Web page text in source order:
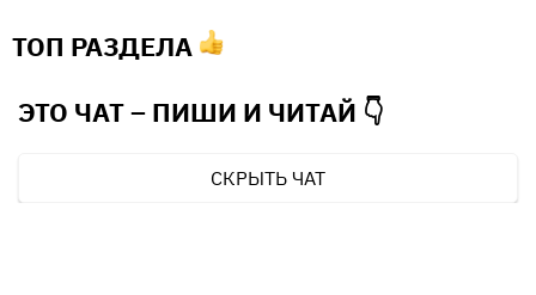
ТОП РАЗДЕЛА
ЭТО ЧАТ – ПИШИ И ЧИТАЙ 👇
СКРЫТЬ ЧАТ